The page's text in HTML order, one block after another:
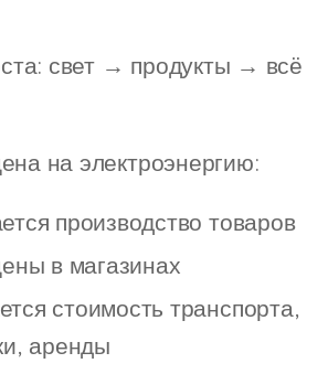
свет → продукты → всё
на электроэнергию:
производство товаров
в магазинах
стоимость транспорта,
аренды